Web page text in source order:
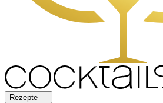
Rezepte